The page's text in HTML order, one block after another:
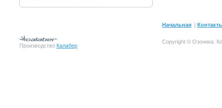
Начальная |
Производство Калабер
Copyright © Озоника.